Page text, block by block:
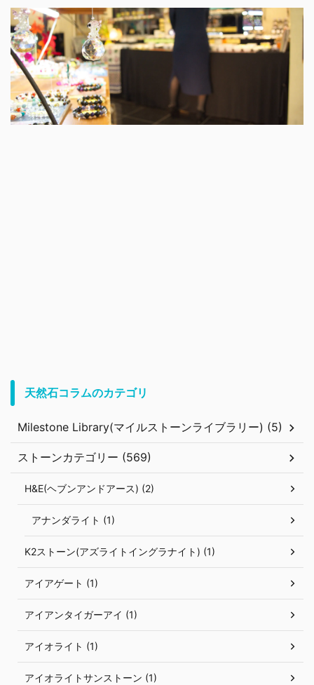
天然石コラムのカテゴリ
Milestone Library(マイルストーンライブラリー) (5)
ストーンカテゴリー (569)
H&E(ヘブンアンドアース) (2)
アナンダライト (1)
K2ストーン(アズライトイングラナイト) (1)
アイアゲート (1)
アイアンタイガーアイ (1)
アイオライト (1)
アイオライトサンストーン (1)